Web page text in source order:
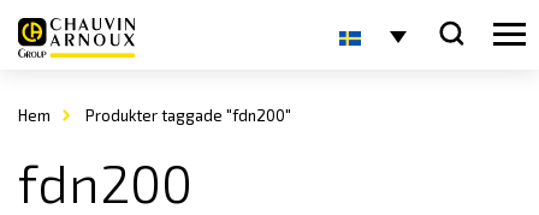
Hem Produkter taggade "fdn200"
fdn200